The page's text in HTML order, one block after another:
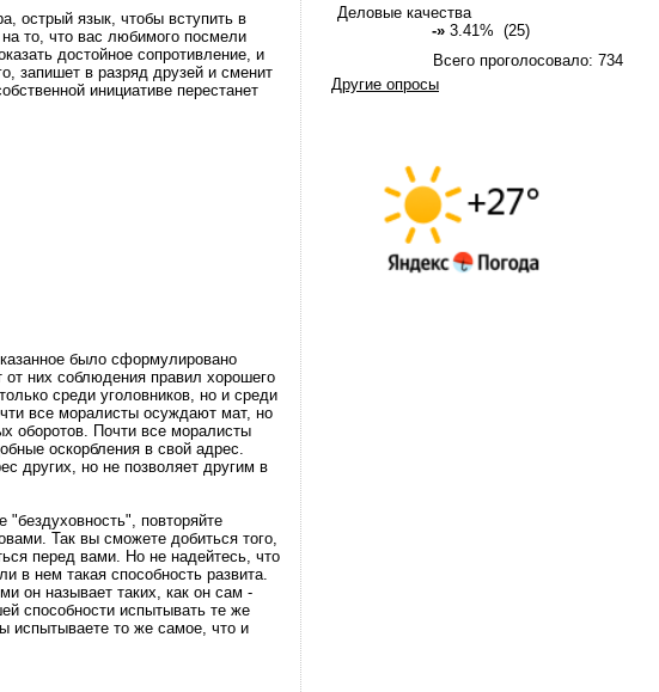
острый язык, чтобы вступить в
то, что вас любимого посмели
достойное сопротивление, и
запишет в разряд друзей и сменит
инициативе перестанет
было сформулировано
них соблюдения правил хорошего
среди уголовников, но и среди
все моралисты осуждают мат, но
оборотов. Почти все моралисты
оскорбления в свой адрес.
других, но не позволяет другим в
повторяйте
Так вы сможете добиться того,
перед вами. Но не надейтесь, что
в нем такая способность развита.
он называет таких, как он сам -
способности испытывать те же
испытываете то же самое, что и
Деловые качества
-» 3.41% (25)
Всего проголосовало: 734
Другие опросы